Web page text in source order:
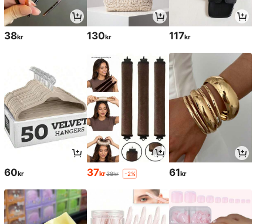
38kr 130kr 117kr
60kr 37kr38kr -2% 61kr